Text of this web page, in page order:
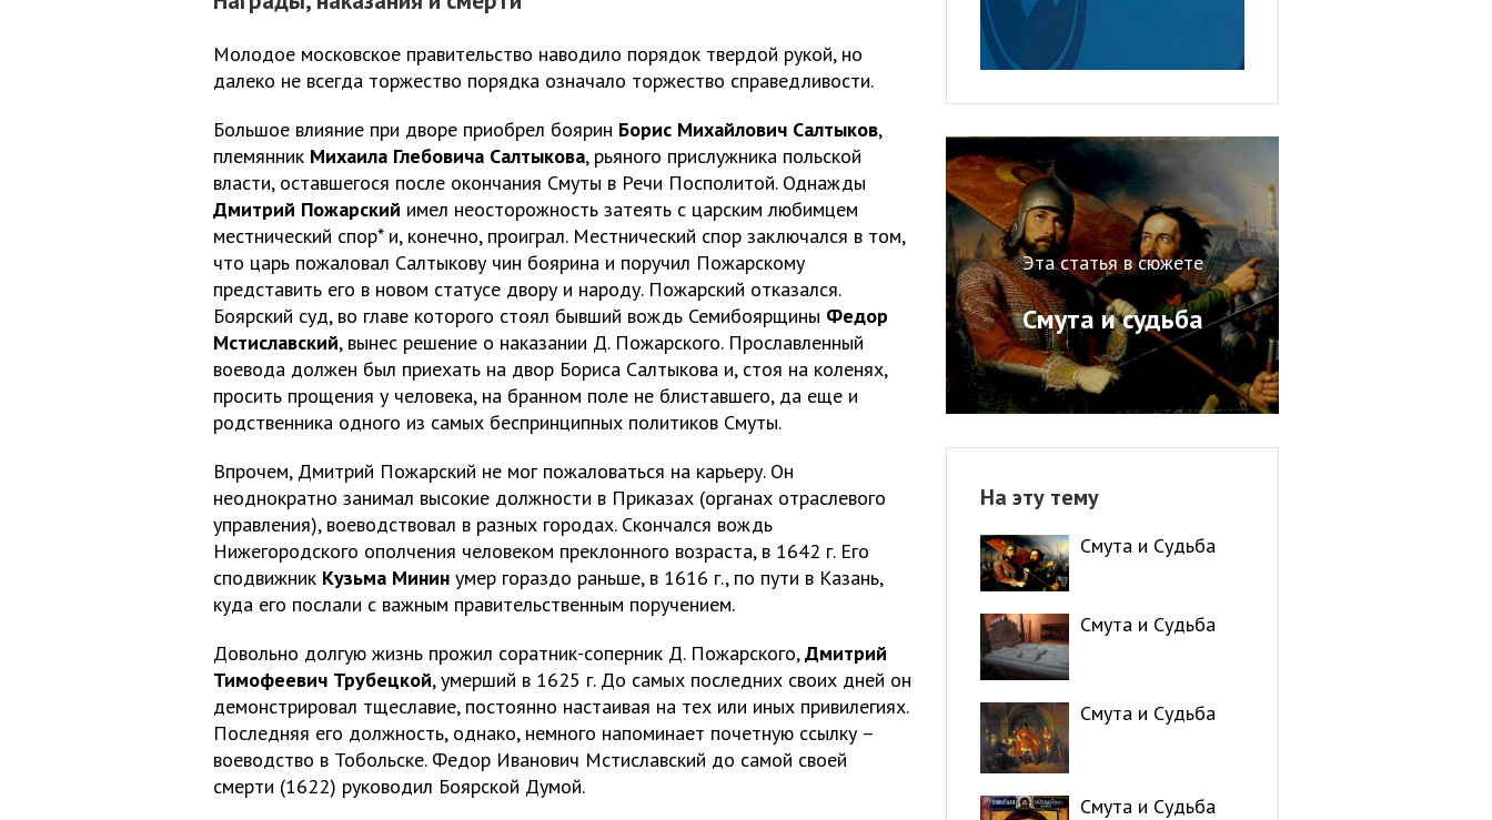
Молодое московское правительство наводило порядок твердой рукой, но
далеко не всегда торжество порядка означало торжество справедливости.
Большое влияние при дворе приобрел боярин Борис Михайлович Салтыков,
племянник Михаила Глебовича Салтыкова, рьяного прислужника польской
власти, оставшегося после окончания Смуты в Речи Посполитой. Однажды
Дмитрий Пожарский имел неосторожность затеять с царским любимцем
местнический спор* и, конечно, проиграл. Местнический спор заключался в том,
что царь пожаловал Салтыкову чин боярина и поручил Пожарскому
представить его в новом статусе двору и народу. Пожарский отказался.
Боярский суд, во главе которого стоял бывший вождь Семибоярщины Федор
Мстиславский, вынес решение о наказании Д. Пожарского. Прославленный
воевода должен был приехать на двор Бориса Салтыкова и, стоя на коленях,
просить прощения у человека, на бранном поле не блиставшего, да еще и
родственника одного из самых беспринципных политиков Смуты.
Впрочем, Дмитрий Пожарский не мог пожаловаться на карьеру. Он
неоднократно занимал высокие должности в Приказах (органах отраслевого
управления), воеводствовал в разных городах. Скончался вождь
Нижегородского ополчения человеком преклонного возраста, в 1642 г. Его
сподвижник Кузьма Минин умер гораздо раньше, в 1616 г., по пути в Казань,
куда его послали с важным правительственным поручением.
Довольно долгую жизнь прожил соратник-соперник Д. Пожарского,Дмитрий
Тимофеевич Трубецкой, умерший в 1625 г. До самых последних своих дней он
демонстрировал тщеславие, постоянно настаивая на тех или иных привилегиях.
Последняя его должность, однако, немного напоминает почетную ссылку –
воеводство в Тобольске. Федор Иванович Мстиславский до самой своей
смерти (1622) руководил Боярской Думой.
Эта статья в сюжете
Смута и судьба
На эту тему
Смута и Судьба
Смута и Судьба
Смута и Судьба
Смута и Судьба